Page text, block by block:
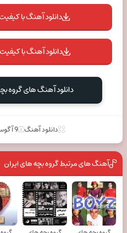
دانلود آهنگ با کیفیت
دانلود آهنگ با کیفیت
دانلود آهنگ های گروه
دانلود آهنگ 9 آگوست 2023
آهنگ های مرتبط گروه بچه های ایران